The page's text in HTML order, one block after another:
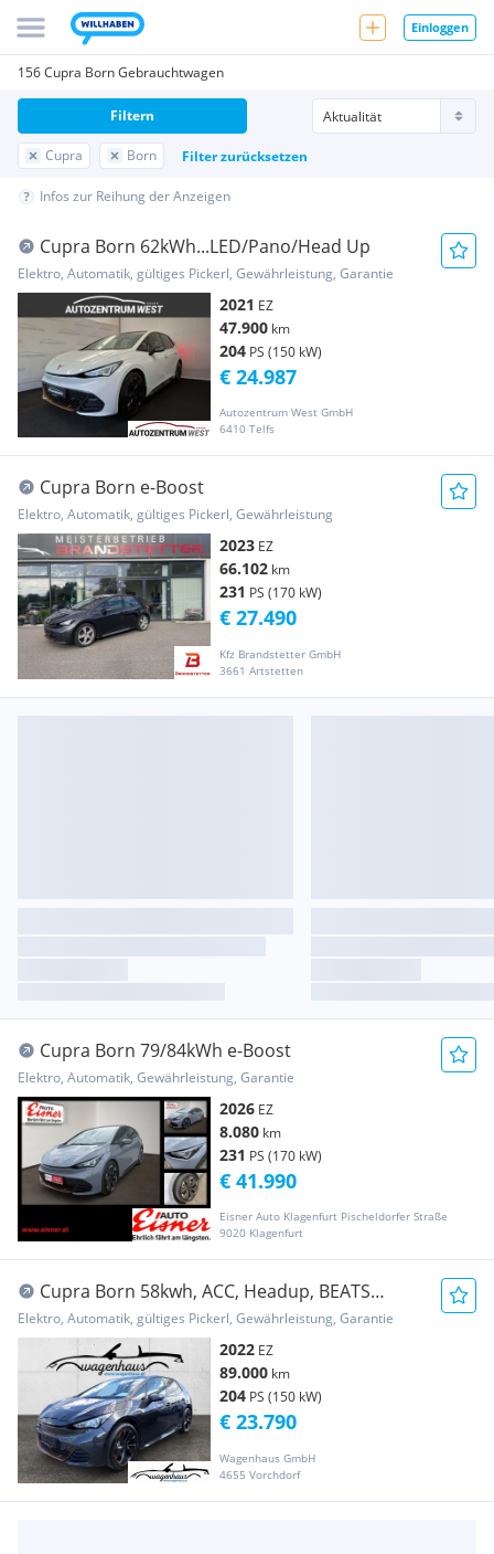
Einloggen
156 Cupra Born Gebrauchtwagen
Cupra Born Filter zurücksetzen
Filtern
Infos zur Reihung der Anzeigen
Cupra Born 62kWh...LED/Pano/Head Up
Elektro, Automatik, gültiges Pickerl, Gewährleistung, Garantie
2021 EZ
47.900 km
204 PS (150 kW)
Autozentrum West GmbH
6410 Telfs
€ 24.987
Cupra Born e-Boost
Elektro, Automatik, gültiges Pickerl, Gewährleistung
2023 EZ
66.102 km
231 PS (170 kW)
Kfz Brandstetter GmbH
3661 Artstetten
€ 27.490
Cupra Born 79/84kWh e-Boost
Elektro, Automatik, Gewährleistung, Garantie
2026 EZ
8.080 km
231 PS (170 kW)
Eisner Auto Klagenfurt Pischeldorfer Straße
9020 Klagenfurt
€ 41.990
Cupra Born 58kwh, ACC, Headup, BEATS
Soundsystem, Akk...
Elektro, Automatik, gültiges Pickerl, Gewährleistung, Garantie
2022 EZ
89.000 km
204 PS (150 kW)
Wagenhaus GmbH
4655 Vorchdorf
€ 23.790